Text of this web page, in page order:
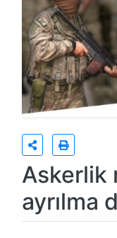
Askerlik
ayrılma